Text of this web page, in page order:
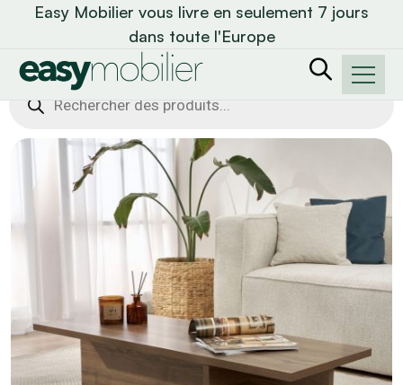
Easy Mobilier vous livre en seulement 7 jours
dans toute l'Europe
Recherche
de